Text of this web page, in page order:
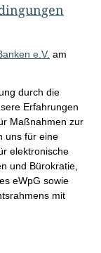
e.V. am
durch die
Erfahrungen
Maßnahmen zur
uns für eine
elektronische
und Bürokratie,
eWpG sowie
mit